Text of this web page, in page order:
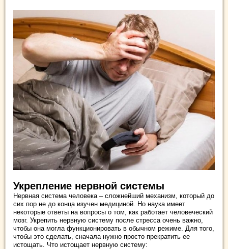
Укрепление нервной системы
Нервная система человека – сложнейший механизм, который до
сих пор не до конца изучен медициной. Но наука имеет
некоторые ответы на вопросы о том, как работает человеческий
мозг. Укрепить нервную систему после стресса очень важно,
чтобы она могла функционировать в обычном режиме. Для того,
чтобы это сделать, сначала нужно просто прекратить ее
истощать. Что истощает нервную систему: